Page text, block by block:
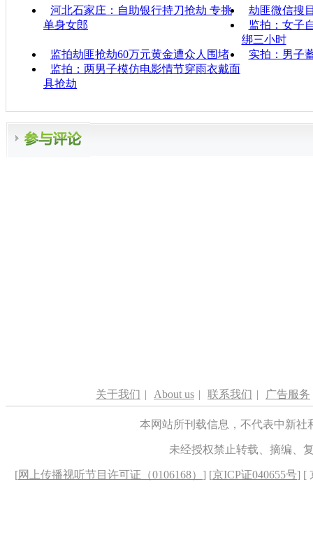
河北石家庄：自助银行持刀抢劫 专挑
单身女郎
劫匪微信搜
监拍：女子
绑三小时
监拍劫匪抢劫60万元黄金遭众人围堵
实拍：男子
监拍：两男子模仿电影情节穿雨衣戴面
具抢劫
关于我们 | About us | 联系我们 | 广告服务
本网站所刊载信息，不代表中新
未经授权禁止转载、摘编、
[网上传播视听节目许可证（0106168） ] [京ICP证040655号] [